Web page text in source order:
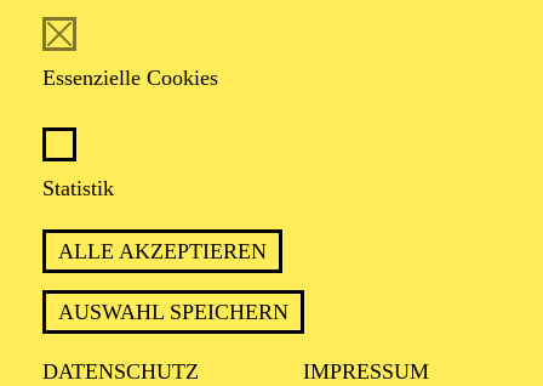
Essenzielle Cookies
Statistik
ALLE AKZEPTIEREN
AUSWAHL SPEICHERN
DATENSCHUTZ IMPRESSUM
Werke von Antonín Dvorák, Luciano Berio, Vinko
ENSEMBLE WIEN-BERLIN